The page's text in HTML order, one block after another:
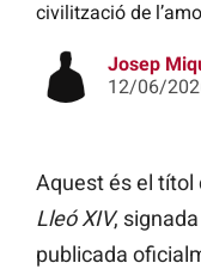
civilització de
Josep
12/06/
Aquest és el títol
Lleó XIV,
publicada